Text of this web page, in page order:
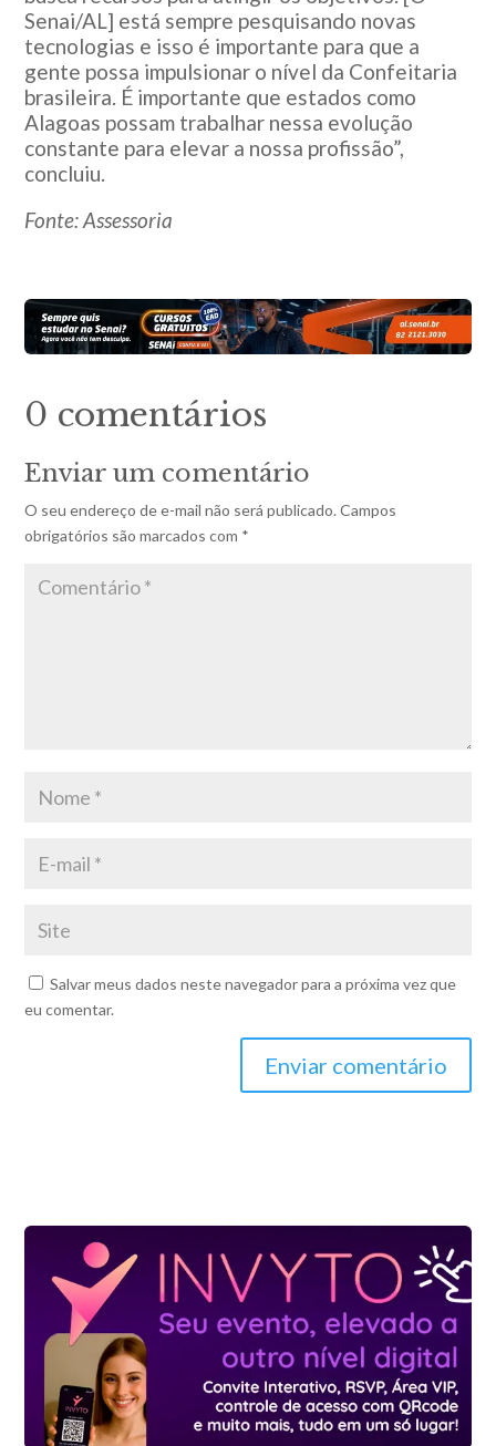
Senai/AL] está sempre pesquisando novas
tecnologias e isso é importante para que a
gente possa impulsionar o nível da Confeitaria
brasileira. É importante que estados como
Alagoas possam trabalhar nessa evolução
constante para elevar a nossa profissão”,
concluiu.
Fonte: Assessoria
0 comentários
Enviar um comentário
O seu endereço de e-mail não será publicado. Campos
obrigatórios são marcados com *
Salvar meus dados neste navegador para a próxima vez que
eu comentar.
Enviar comentário